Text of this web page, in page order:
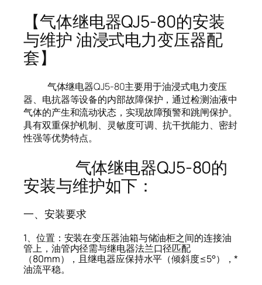
【气体继电器QJ5-80的安装
与维护 油浸式电力变压器配
套】
气体继电器QJ5-80主要用于油浸式电力变压
器、电抗器等设备的内部故障保护，通过检测油液中
气体的产生和流动状态，实现故障预警和跳闸保护。
具有双重保护机制、灵敏度可调、抗干扰能力、密封
性强等优势特点。
气体继电器QJ5-80的
安装与维护如下：
一、安装要求
1、位置：安装在变压器油箱与储油柜之间的连接油
管上，油管内径需与继电器法兰口径匹配
（80mm），且继电器应保持水平（倾斜度≤5°），*
油流平稳。